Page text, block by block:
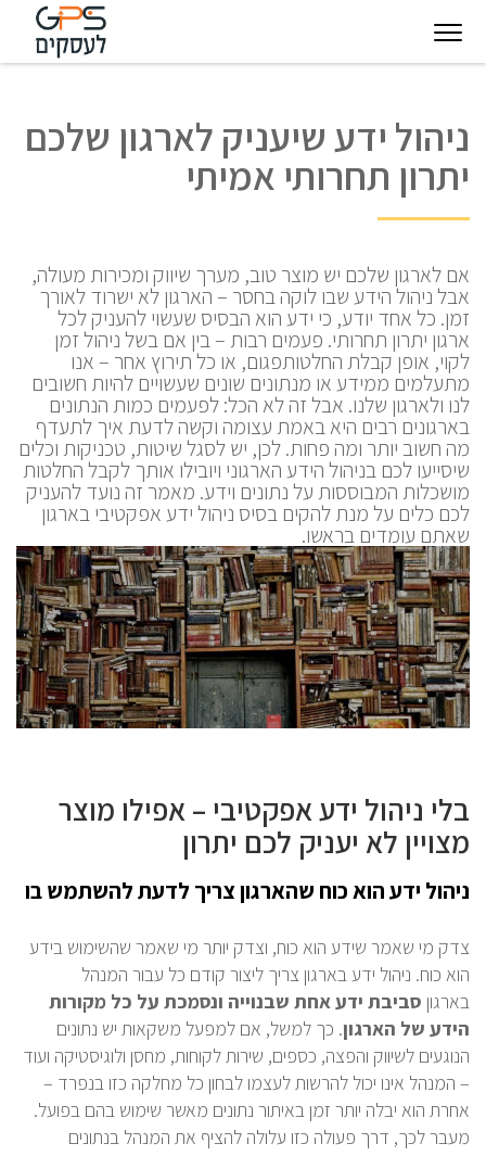
עסקיות מצפן
להצלחה
לקוחותינו
ניהול ידע שיעניק לארגון שלכם
יתרון תחרותי אמיתי
אם לארגון שלכם יש מוצר טוב, מערך שיווק ומכירות מעולה,
אבל ניהול הידע שבו לוקה בחסר – הארגון לא ישרוד לאורך
זמן. כל אחד יודע, כי ידע הוא הבסיס שעשוי להעניק לכל
ארגון יתרון תחרותי. פעמים רבות – בין אם בשל ניהול זמן
לקוי, אופן קבלת החלטותפגום, או כל תירוץ אחר – אנו
מתעלמים ממידע או מנתונים שונים שעשויים להיות חשובים
לנו ולארגון שלנו. אבל זה לא הכל: לפעמים כמות הנתונים
בארגונים רבים היא באמת עצומה וקשה לדעת איך לתעדף
מה חשוב יותר ומה פחות. לכן, יש לסגל שיטות, טכניקות וכלים
שיסייעו לכם בניהול הידע הארגוני ויובילו אותך לקבל החלטות
מושכלות המבוססות על נתונים וידע. מאמר זה נועד להעניק
לכם כלים על מנת להקים בסיס ניהול ידע אפקטיבי בארגון
שאתם עומדים בראשו.
בלי ניהול ידע אפקטיבי – אפילו מוצר
מצויין לא יעניק לכם יתרון
ניהול ידע הוא כוח שהארגון צריך לדעת להשתמש בו
צדק מי שאמר שידע הוא כוח, וצדק יותר מי שאמר שהשימוש בידע
הוא כוח. ניהול ידע בארגון צריך ליצור קודם כל עבור המנהל
בארגון סביבת ידע אחת שבנוייה ונסמכת על כל מקורות
הידע של הארגון. כך למשל, אם למפעל משקאות יש נתונים
הנוגעים לשיווק והפצה, כספים, שירות לקוחות, מחסן ולוגיסטיקה ועוד
– המנהל אינו יכול להרשות לעצמו לבחון כל מחלקה כזו בנפרד –
אחרת הוא יבלה יותר זמן באיתור נתונים מאשר שימוש בהם בפועל.
מעבר לכך, דרך פעולה כזו עלולה להציף את המנהל בנתונים